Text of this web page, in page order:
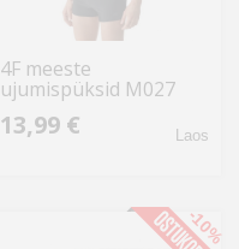
4F meeste
ujumispüksid M027
4FWSS24USWTM027
20S, süsimust
13,99 € Laos
-10%